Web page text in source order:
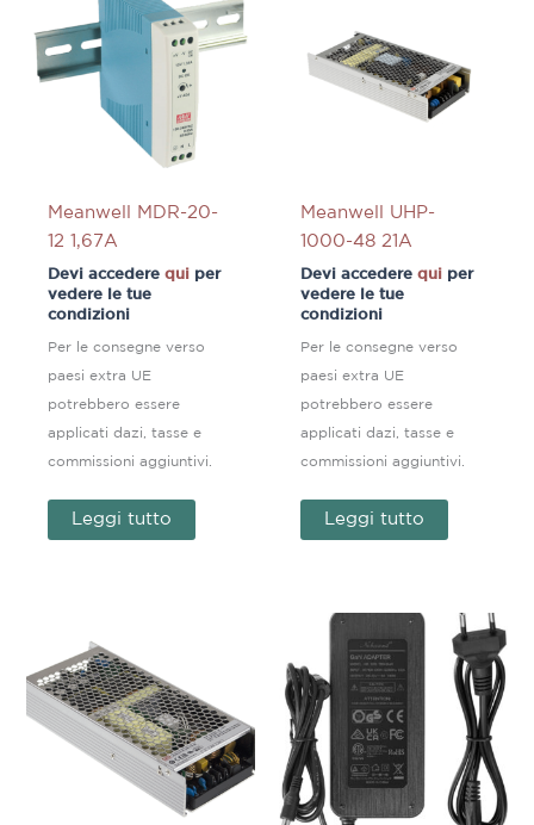
Meanwell MDR-20-
12 1,67A
Devi accedere qui per
vedere le tue
condizioni
Per le consegne verso
paesi extra UE
potrebbero essere
applicati dazi, tasse e
commissioni aggiuntivi.
Leggi tutto
Meanwell UHP-
1000-48 21A
Devi accedere qui per
vedere le tue
condizioni
Per le consegne verso
paesi extra UE
potrebbero essere
applicati dazi, tasse e
commissioni aggiuntivi.
Leggi tutto